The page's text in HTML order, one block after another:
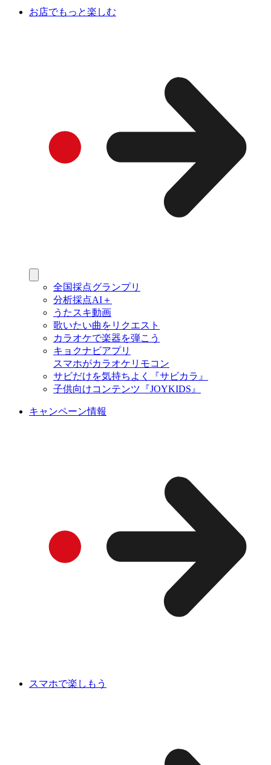
お店でもっと楽しむ
全国採点グランプリ
分析採点AI＋
うたスキ動画
歌いたい曲をリクエスト
カラオケで楽器を弾こう
キョクナビアプリ
スマホがカラオケリモコン
サビだけを気持ちよく『サビカラ』
子供向けコンテンツ『JOYKIDS』
キャンペーン情報
スマホで楽しもう